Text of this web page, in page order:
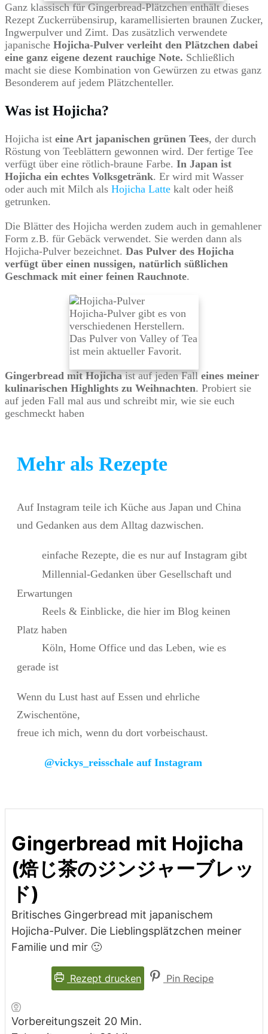
Ganz klassisch für Gingerbread-Plätzchen enthält dieses
Rezept Zuckerrübensirup, karamellisierten braunen Zucker,
Ingwerpulver und Zimt. Das zusätzlich verwendete
japanische Hojicha-Pulver verleiht den Plätzchen dabei
eine ganz eigene dezent rauchige Note. Schließlich
macht sie diese Kombination von Gewürzen zu etwas ganz
Besonderem auf jedem Plätzchenteller.
Was ist Hojicha?
Hojicha ist eine Art japanischen grünen Tees, der durch
Röstung von Teeblättern gewonnen wird. Der fertige Tee
verfügt über eine rötlich-braune Farbe. In Japan ist
Hojicha ein echtes Volksgetränk. Er wird mit Wasser
oder auch mit Milch als Hojicha Latte kalt oder heiß
getrunken.
Die Blätter des Hojicha werden zudem auch in gemahlener
Form z.B. für Gebäck verwendet. Sie werden dann als
Hojicha-Pulver bezeichnet. Das Pulver des Hojicha
verfügt über einen nussigen, natürlich süßlichen
Geschmack mit einer feinen Rauchnote.
Hojicha-Pulver gibt es von
verschiedenen Herstellern.
Das Pulver von Valley of Tea
ist mein aktueller Favorit.
Gingerbread mit Hojichaist auf jeden Fall eines meiner
kulinarischen Highlights zu Weihnachten. Probiert sie
auf jeden Fall mal aus und schreibt mir, wie sie euch
geschmeckt haben
Mehr als Rezepte
Auf Instagram teile ich Küche aus Japan und China
und Gedanken aus dem Alltag dazwischen.
einfache Rezepte, die es nur auf Instagram gibt
Millennial-Gedanken über Gesellschaft und
Erwartungen
Reels & Einblicke, die hier im Blog keinen
Platz haben
Köln, Home Office und das Leben, wie es
gerade ist
Wenn du Lust hast auf Essen und ehrliche
Zwischentöne,
freue ich mich, wenn du dort vorbeischaust.
@vickys_reisschale auf Instagram
Gingerbread mit Hojicha
(焙じ茶のジンジャーブレッ
ド)
Britisches Gingerbread mit japanischem
Hojicha-Pulver. Die Lieblingsplätzchen meiner
Familie und mir 🙂
Rezept drucken Pin Recipe
Vorbereitungszeit 20Minuten
Min.